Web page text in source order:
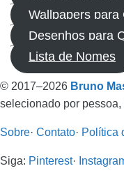
Wallpapers para
Desenhos para
Lista de Nomes
© 2017–2026 Bruno
selecionado por
Sobre· Contato· Política
Siga: Pinterest·